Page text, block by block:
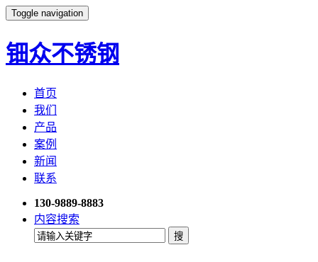
Toggle navigation
钿众不锈钢
首页
我们
产品
案例
新闻
联系
130-9889-8883
内容搜索